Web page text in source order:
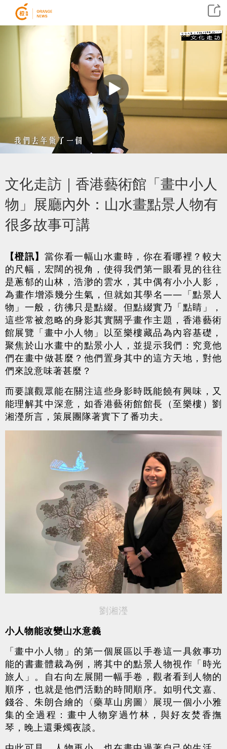
文化走訪｜香港藝術館「畫中小人
物」展廳內外：山水畫點景人物有
很多故事可講
【橙訊】 當你看一幅山水畫時，你在看哪裡？較大
的尺幅，宏闊的視角，使得我們第一眼看見的往往
是蔥郁的山林，浩渺的雲水，其中偶有小小人影，
為畫作增添幾分生氣，但就如其學名——「點景人
物」一般，彷彿只是點綴。但點綴實乃「點睛」，
這些常被忽略的身影其實關乎畫作主題，香港藝術
館展覽「畫中小人物」以至樂樓藏品為內容基礎，
聚焦於山水畫中的點景小人，並提示我們：究竟他
們在畫中做甚麼？他們置身其中的這方天地，對他
們來說意味著甚麼？
而要讓觀眾能在關注這些身影時既能饒有興味，又
能理解其中深意，如香港藝術館館長（至樂樓）劉
湘瀅所言，策展團隊著實下了番功夫。
劉湘瀅
小人物能改變山水意義
「畫中小人物」的第一個展區以手卷這一具敘事功
能的書畫體裁為例，將其中的點景人物視作「時光
旅人」。自右向左展開一幅手卷，觀者看到人物的
順序，也就是他們活動的時間順序。如明代文嘉、
錢谷、朱朗合繪的〈藥草山房圖〉展現一個小小雅
集的全過程：畫中人物穿過竹林，與好友焚香撫
琴，晚上還秉燭夜談。